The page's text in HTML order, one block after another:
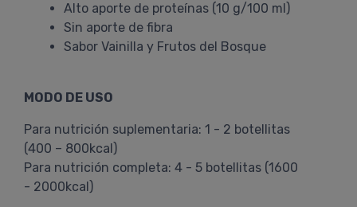
Alto aporte de proteínas (10 g/100 ml)
Sin aporte de fibra
Sabor Vainilla y Frutos del Bosque
MODO DE USO
Para nutrición suplementaria: 1 - 2 botellitas
(400 – 800kcal)
Para nutrición completa: 4 - 5 botellitas (1600
- 2000kcal)